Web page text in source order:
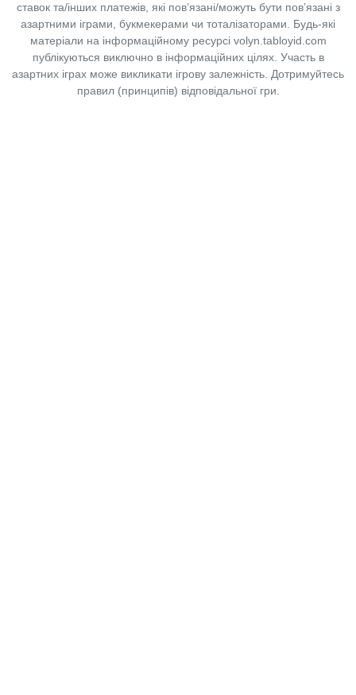
ставок та/інших платежів, які пов’язані/можуть бути пов’язані з
азартними іграми, букмекерами чи тоталізаторами. Будь-які
матеріали на інформаційному ресурсі volyn.tabloyid.com
публікуються виключно в інформаційних цілях. Участь в
азартних іграх може викликати ігрову залежність. Дотримуйтесь
правил (принципів) відповідальної гри.